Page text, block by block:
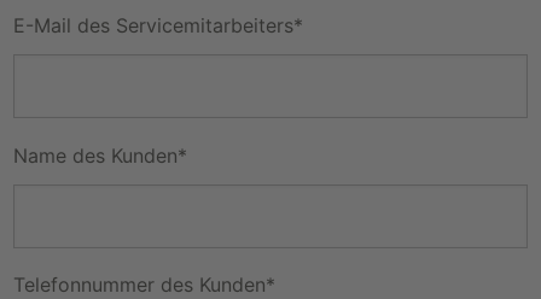
Pflichtfeld
E-Mail des Servicemitarbeiters*
Pflichtfeld
Name des Kunden*
Pflichtfeld
Telefonnummer des Kunden*